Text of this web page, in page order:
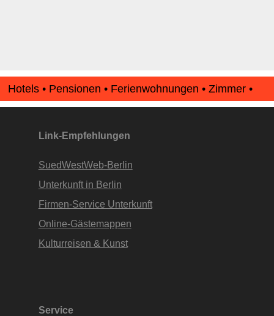
Hotels • Pensionen • Ferienwohnungen • Zimmer •
Apartments • www.Finde-Unterkunft.de
Link-Empfehlungen
SuedWestWeb-Berlin
Unterkunft in Berlin
Firmen-Service Unterkunft
Online-Gästemappen
Kulturreisen & Kunst
Service